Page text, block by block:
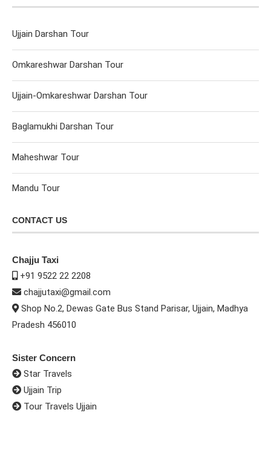
Ujjain Darshan Tour
Omkareshwar Darshan Tour
Ujjain-Omkareshwar Darshan Tour
Baglamukhi Darshan Tour
Maheshwar Tour
Mandu Tour
CONTACT US
Chajju Taxi
+91 9522 22 2208
chajjutaxi@gmail.com
Shop No.2, Dewas Gate Bus Stand Parisar, Ujjain, Madhya
Pradesh 456010
Sister Concern
Star Travels
Ujjain Trip
Tour Travels Ujjain